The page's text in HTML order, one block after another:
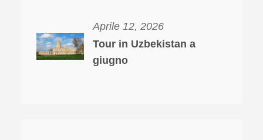
Aprile 12, 2026
Tour in Uzbekistan a
giugno